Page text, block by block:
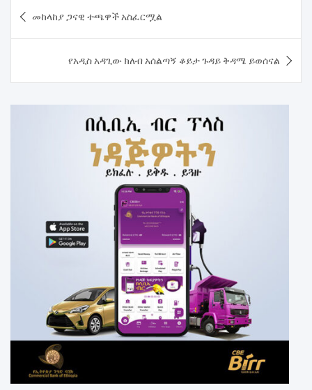
navigation
መከላከያ ጋናዊ ተጫዋች አስፈርሟል
የአዲስ አዳጊው ክለብ አሰልጣኝ ቆይታ ጉዳይ ቅዳሜ ይወሰናል